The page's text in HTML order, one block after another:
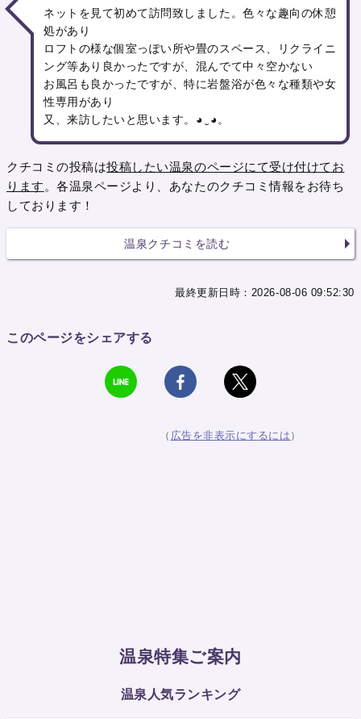
ネットを見て初めて訪問致しました。色々な趣向の休憩
処があり
ロフトの様な個室っぽい所や畳のスペース、リクライニ
ング等あり良かったですが、混んでて中々空かない
お風呂も良かったですが、特に岩盤浴が色々な種類や女
性専用があり
又、来訪したいと思います。⁠◕⁠‿⁠◕⁠。
クチコミの投稿は投稿したい温泉のページにて受け付けてお
ります 。各温泉ページより、あなたのクチコミ情報をお待ち
しております！
温泉クチコミを読む
最終更新日時：2026-08-06 09:52:30
このページをシェアする
（ 広告を非表示にするには ）
温泉特集ご案内
温泉人気ランキング